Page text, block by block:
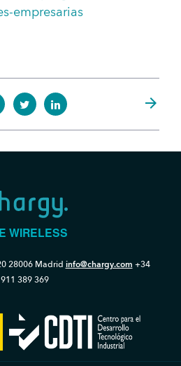
empresarias
arrow_forward
WIRELESS
28006 Madrid info@chargy.com +34
911 389 369